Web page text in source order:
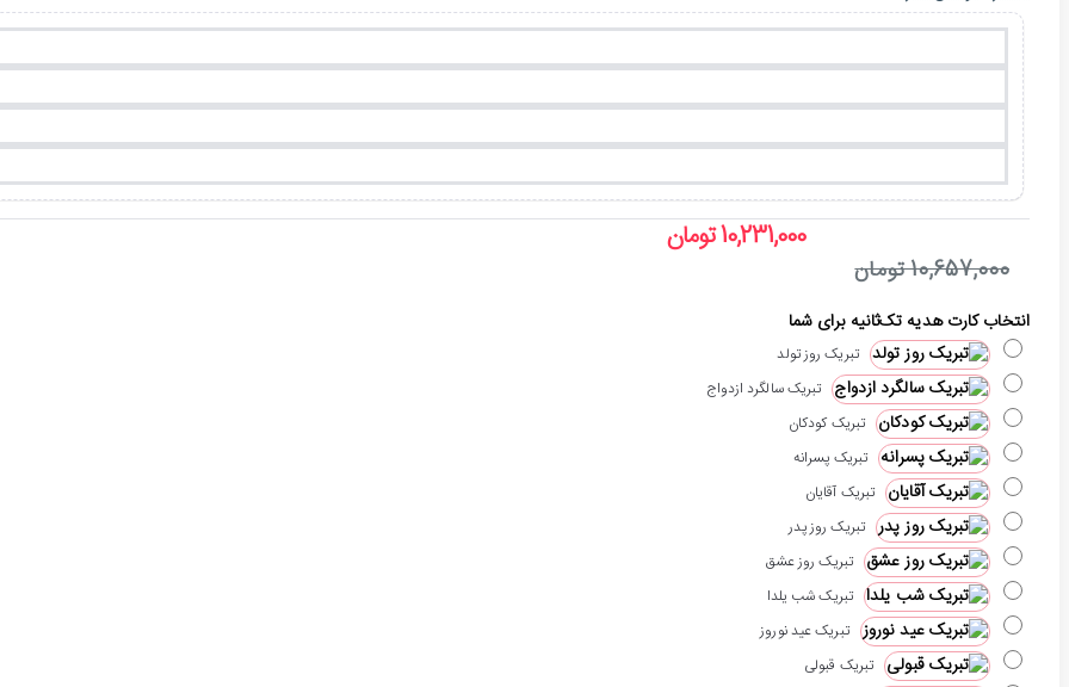
10,231,000 تومان
10,657,000 تومان
انتخاب کارت هدیه تک‌ثانیه برای شما
تبریک روز تولد
تبریک سالگرد ازدواج
تبریک کودکان
تبریک پسرانه
تبریک آقایان
تبریک روز پدر
تبریک روز عشق
تبریک شب یلدا
تبریک عید نوروز
تبریک قبولی